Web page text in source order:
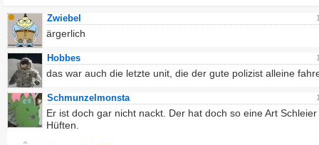
Zwiebel
ärgerlich
Hobbes
das war auch die letzte unit, die der gute polizist alleine
Schmunzelmonsta
Er ist doch gar nicht nackt. Der hat doch so eine Art
Hüften.